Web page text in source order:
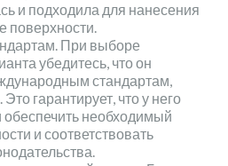
и подходила для нанесения
поверхности.
При выборе
убедитесь, что он
стандартам,
Это гарантирует, что у него
обеспечить необходимый
и соответствовать